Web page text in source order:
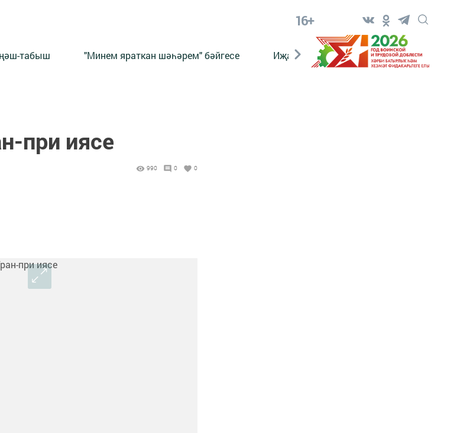
16+
табыш "Минем яраткан шәһәрем" бәйгесе Иҗат Реклама Онлайн
при иясе
990 0 0